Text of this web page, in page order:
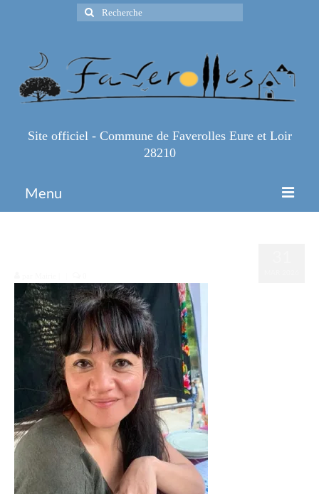
Rechercher
:
Site officiel - Commune de Faverolles Eure et Loir
28210
Menu
Infos Pratiques
Infos règlementaires
Contact et horaires
Mon village
Mes démarches
Faverolles dans la presse
Faverolles Infos – Format
numérique